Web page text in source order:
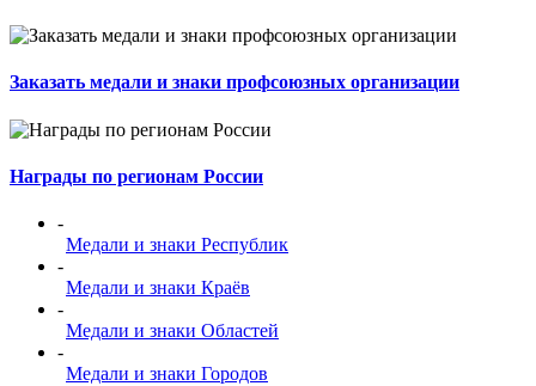
Заказать медали и знаки профсоюзных организации
Награды по регионам России
-
Медали и знаки Республик
-
Медали и знаки Краёв
-
Медали и знаки Областей
-
Медали и знаки Городов